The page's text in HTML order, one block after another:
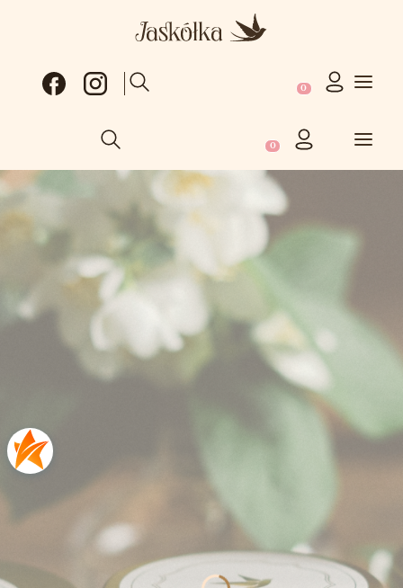
Otwórz wyszukiwarkę Produkty w
Otwórz wyszukiwarkę Produkty w koszyku: